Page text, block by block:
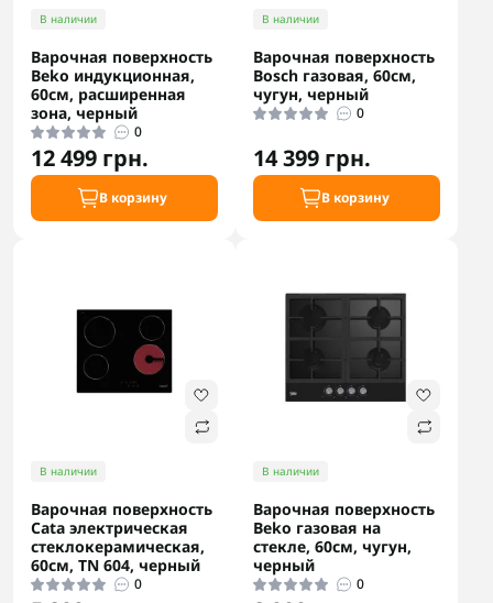
В наличии
Варочная поверхность
Beko индукционная,
60см, расширенная
зона, черный
0
12 499 грн.
В корзину
В наличии
Варочная поверхность
Bosch газовая, 60см,
чугун, черный
0
14 399 грн.
В корзину
В наличии
Варочная поверхность
Cata электрическая
стеклокерамическая,
60см, TN 604, черный
0
В наличии
Варочная поверхность
Beko газовая на
стекле, 60см, чугун,
черный
0